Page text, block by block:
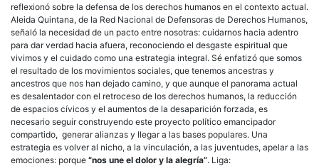
reflexionó sobre la defensa de los derechos humanos en el contexto actual.
Aleida Quintana, de la Red Nacional de Defensoras de Derechos Humanos,
señaló la necesidad de un pacto entre nosotras: cuidarnos hacia adentro
para dar verdad hacia afuera, reconociendo el desgaste espiritual que
vivimos y el cuidado como una estrategia integral. Sé enfatizó que somos
el resultado de los movimientos sociales, que tenemos ancestras y
ancestros que nos han dejado camino, y que aunque el panorama actual
es desalentador con el retroceso de los derechos humanos, la reducción
de espacios cívicos y el aumentos de la desaparición forzada, es
necesario seguir construyendo este proyecto político emancipador
compartido, generar alianzas y llegar a las bases populares. Una
estrategia es volver al nicho, a la vinculación, a las juventudes, apelar a las
emociones: porque “nos une el dolor y la alegría”. Liga: